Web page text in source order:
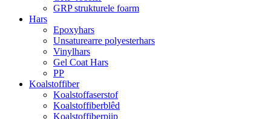
GRP strukturele foarm
Hars
Epoxyhars
Unsaturearre polyesterhars
Vinylhars
Gel Coat Hars
PP
Koalstoffiber
Koalstoffaserstof
Koalstoffiberblêd
Koalstoffiberpiip